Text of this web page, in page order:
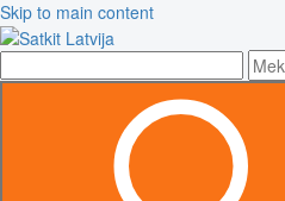
Skip to main content